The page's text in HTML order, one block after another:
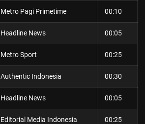
Metro Pagi Primetime 00:10
Headline News 00:05
Metro Sport 00:25
Authentic Indonesia 00:30
Headline News 00:05
Editorial Media Indonesia 00:25